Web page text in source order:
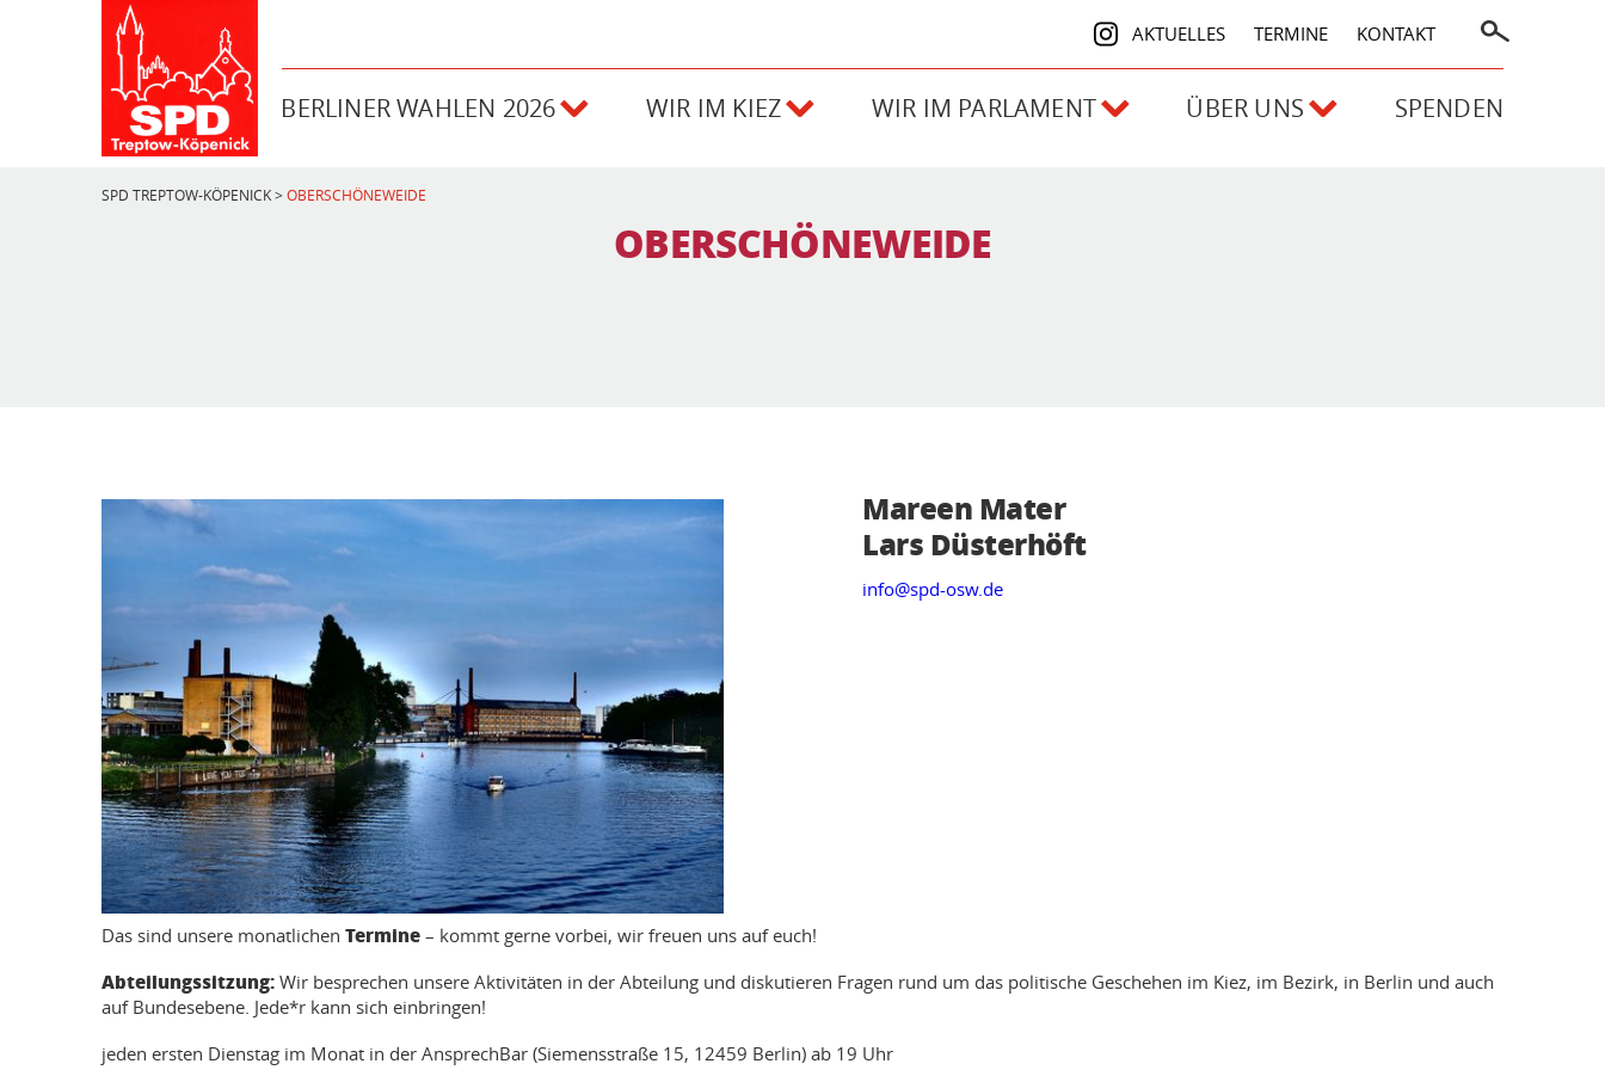
AKTUELLES TERMINE KONTAKT
BERLINER WAHLEN 2026 WIR IM KIEZ WIR IM PARLAMENT ÜBER UNS SPENDEN
SPD TREPTOW-KÖPENICK>OBERSCHÖNEWEIDE
OBERSCHÖNEWEIDE
Mareen Mater
Lars Düsterhöft
info@spd-osw.de
Das sind unsere monatlichen Termine – kommt gerne vorbei, wir freuen uns auf euch!
Abteilungssitzung: Wir besprechen unsere Aktivitäten in der Abteilung und diskutieren Fragen rund um das politische Geschehen im Kiez, im Bezirk, in Berlin und auch
auf Bundesebene. Jede*r kann sich einbringen!
jeden ersten Dienstag im Monat in der AnsprechBar (Siemensstraße 15, 12459 Berlin) ab 19 Uhr